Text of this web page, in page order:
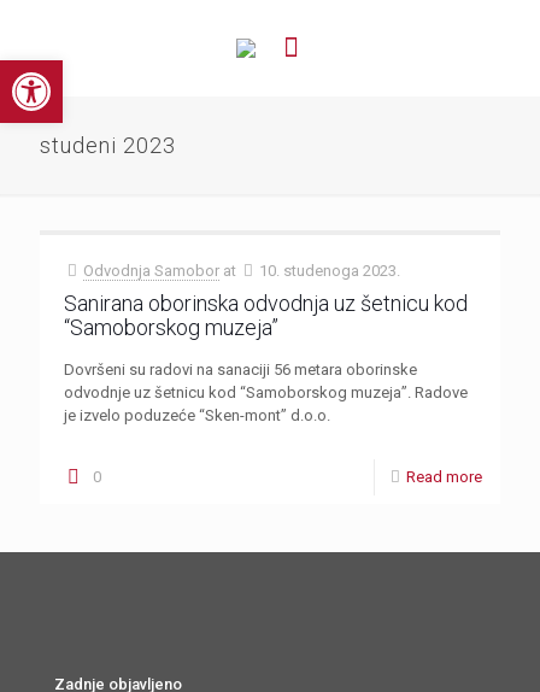
Open toolbar
studeni 2023
Odvodnja Samobor at 10. studenoga 2023.
Sanirana oborinska odvodnja uz šetnicu kod
“Samoborskog muzeja”
Dovršeni su radovi na sanaciji 56 metara oborinske
odvodnje uz šetnicu kod “Samoborskog muzeja”. Radove
je izvelo poduzeće “Sken-mont” d.o.o.
0 Read more
Zadnje objavljeno